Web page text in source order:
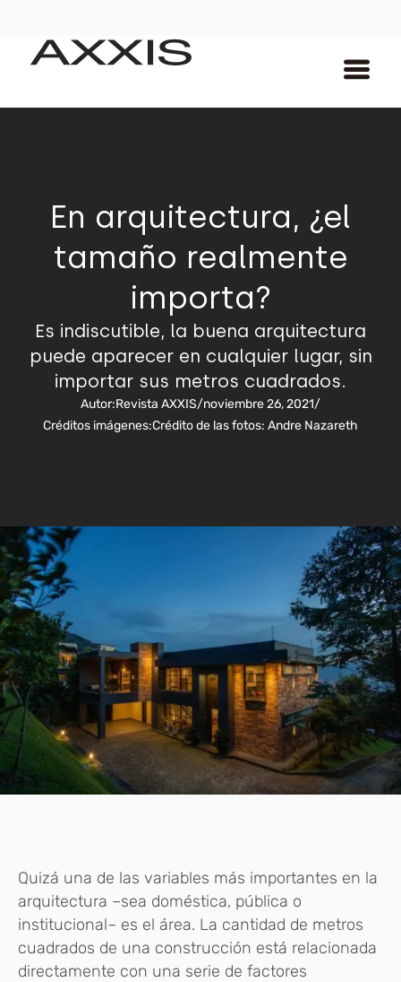
En arquitectura, ¿el
tamaño realmente
importa?
Es indiscutible, la buena arquitectura
puede aparecer en cualquier lugar, sin
importar sus metros cuadrados.
Autor:Revista AXXIS/noviembre 26, 2021/
Créditos imágenes:Crédito de las fotos: Andre Nazareth
Quizá una de las variables más importantes en la
arquitectura –sea doméstica, pública o
institucional– es el área. La cantidad de metros
cuadrados de una construcción está relacionada
directamente con una serie de factores